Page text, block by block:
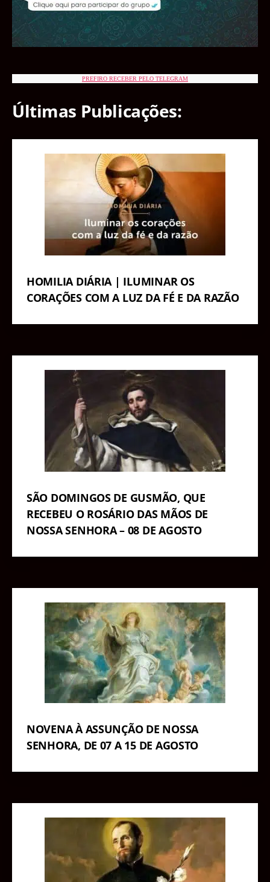
PREFIRO RECEBER PELO TELEGRAM
Últimas Publicações:
HOMILIA DIÁRIA | ILUMINAR OS
CORAÇÕES COM A LUZ DA FÉ E DA RAZÃO
SÃO DOMINGOS DE GUSMÃO, QUE
RECEBEU O ROSÁRIO DAS MÃOS DE
NOSSA SENHORA – 08 DE AGOSTO
NOVENA À ASSUNÇÃO DE NOSSA
SENHORA, DE 07 A 15 DE AGOSTO